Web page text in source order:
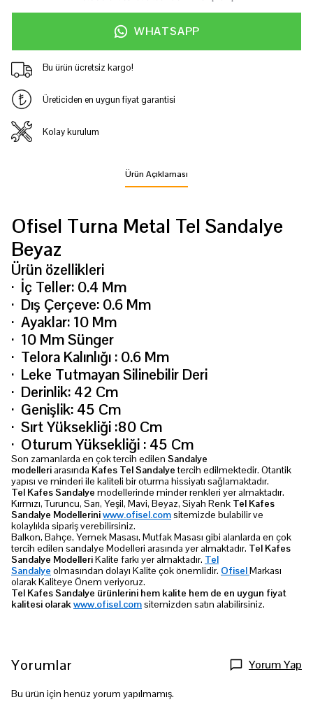
WHATSAPP
Bu ürün ücretsiz kargo!
Üreticiden en uygun fiyat garantisi
Kolay kurulum
Ürün Açıklaması
Ofisel Turna Metal Tel Sandalye
Beyaz
Ürün özellikleri
· İç Teller: 0.4 Mm
· Dış Çerçeve: 0.6 Mm
· Ayaklar: 10 Mm
· 10 Mm Sünger
· Telora Kalınlığı : 0.6 Mm
· Leke Tutmayan Silinebilir Deri
· Derinlik: 42 Cm
· Genişlik: 45 Cm
· Sırt Yüksekliği :80 Cm
· Oturum Yüksekliği : 45 Cm
Son zamanlarda en çok tercih edilen Sandalye
modelleriarasında Kafes Tel Sandalyetercih edilmektedir. Otantik
yapısı ve minderi ile kaliteli bir oturma hissiyatı sağlamaktadır.
Tel Kafes Sandalye modellerinde minder renkleri yer almaktadır.
Kırmızı, Turuncu, Sarı, Yeşil, Mavi, Beyaz, Siyah Renk Tel Kafes
Sandalye Modelleriniwww.ofisel.comsitemizde bulabilir ve
kolaylıkla sipariş verebilirsiniz.
Balkon, Bahçe, Yemek Masası, Mutfak Masası gibi alanlarda en çok
tercih edilen sandalye Modelleri arasında yer almaktadır. Tel Kafes
Sandalye ModelleriKalite farkı yer almaktadır. Tel
Sandalye olmasından dolayı Kalite çok önemlidir. OfiselMarkası
olarak Kaliteye Önem veriyoruz.
Tel Kafes Sandalye ürünlerini hem kalite hem de en uygun fiyat
kalitesi olarakwww.ofisel.comsitemizden satın alabilirsiniz.
Yorumlar Yorum Yap
Bu ürün için henüz yorum yapılmamış.